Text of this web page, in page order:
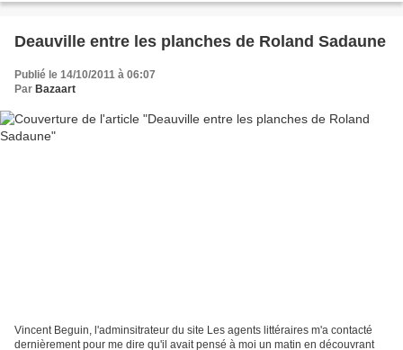
Deauville entre les planches de Roland Sadaune
Publié le 14/10/2011 à 06:07
Par Bazaart
Vincent Beguin, l'adminsitrateur du site Les agents littéraires m'a contacté
dernièrement pour me dire qu'il avait pensé à moi un matin en découvrant